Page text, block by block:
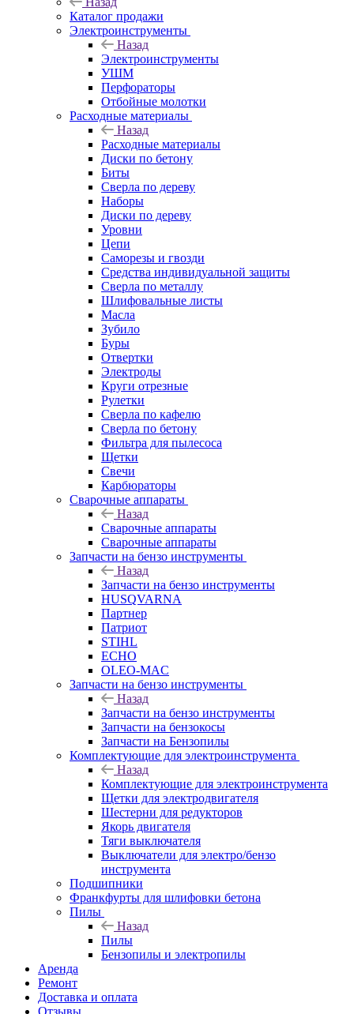
Каталог продажи
Электроинструменты
Назад
Электроинструменты
УШМ
Перфораторы
Отбойные молотки
Расходные материалы
Назад
Расходные материалы
Диски по бетону
Биты
Сверла по дереву
Наборы
Диски по дереву
Уровни
Цепи
Саморезы и гвозди
Средства индивидуальной защиты
Сверла по металлу
Шлифовальные листы
Масла
Зубило
Буры
Отвертки
Электроды
Круги отрезные
Рулетки
Сверла по кафелю
Сверла по бетону
Фильтра для пылесоса
Щетки
Свечи
Карбюраторы
Сварочные аппараты
Назад
Сварочные аппараты
Сварочные аппараты
Запчасти на бензо инструменты
Назад
Запчасти на бензо инструменты
HUSQVARNA
Партнер
Патриот
STIHL
ECHO
OLEO-MAC
Запчасти на бензо инструменты
Назад
Запчасти на бензо инструменты
Запчасти на бензокосы
Запчасти на Бензопилы
Комплектующие для электроинструмента
Назад
Комплектующие для электроинструмента
Щетки для электродвигателя
Шестерни для редукторов
Якорь двигателя
Тяги выключателя
Выключатели для электро/бензо
инструмента
Подшипники
Франкфурты для шлифовки бетона
Пилы
Назад
Пилы
Бензопилы и электропилы
Аренда
Ремонт
Доставка и оплата
Отзывы